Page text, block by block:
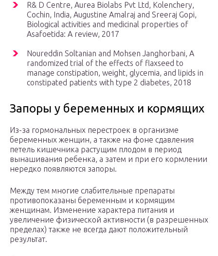
R& D Centre, Aurea Biolabs Pvt Ltd, Kolenchery,
Cochin, India, Augustine Amalraj and Sreeraj Gopi,
Biological activities and medicinal properties of
Asafoetida: A review, 2017
Noureddin Soltanian and Mohsen Janghorbani, A
randomized trial of the effects of flaxseed to
manage constipation, weight, glycemia, and lipids in
constipated patients with type 2 diabetes, 2018
Запоры у беременных и кормящих
Из-за гормональных перестроек в организме
беременных женщин, а также на фоне сдавления
петель кишечника растущим плодом в период
вынашивания ребенка, а затем и при его кормлении
нередко появляются запоры.
Между тем многие слабительные препараты
противопоказаны беременным и кормящим
женщинам. Изменение характера питания и
увеличение физической активности (в разрешенных
пределах) также не всегда дают положительный
результат.